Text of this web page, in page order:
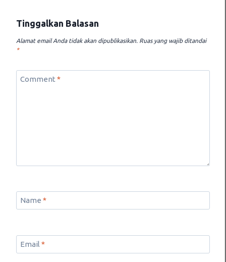
Tinggalkan Balasan
Alamat email Anda tidak akan dipublikasikan. Ruas yang wajib ditandai
*
Comment *
Name *
Email *